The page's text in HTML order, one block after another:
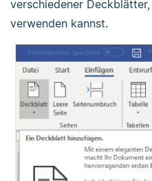
verschiedener
verwenden kannst.